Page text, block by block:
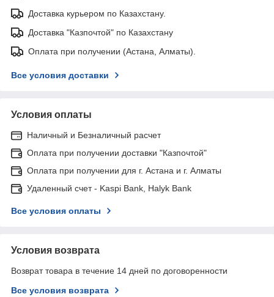
Доставка курьером по Казахстану.
Доставка "Казпочтой" по Казахстану
Оплата при получении (Астана, Алматы).
Все условия доставки
Условия оплаты
Наличный и Безналичный расчет
Оплата при получении доставки "Казпочтой"
Оплата при получении для г. Астана и г. Алматы
Удаленный счет - Kaspi Bank, Halyk Bank
Все условия оплаты
Условия возврата
Возврат товара в течение 14 дней по договоренности
Все условия возврата